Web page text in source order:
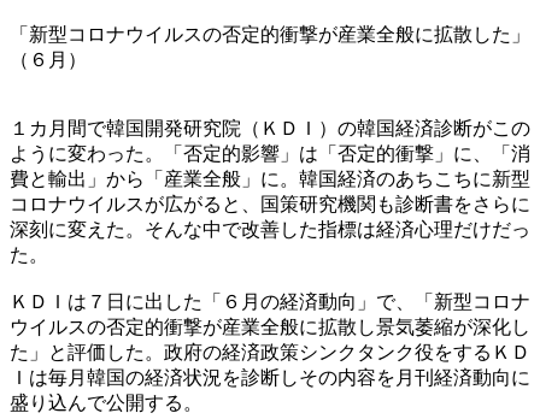
「新型コロナウイルスの否定的衝撃が産業全般に拡散した」
（６月）
１カ月間で韓国開発研究院（ＫＤＩ）の韓国経済診断がこの
ように変わった。「否定的影響」は「否定的衝撃」に、「消
費と輸出」から「産業全般」に。韓国経済のあちこちに新型
コロナウイルスが広がると、国策研究機関も診断書をさらに
深刻に変えた。そんな中で改善した指標は経済心理だけだっ
た。
ＫＤＩは７日に出した「６月の経済動向」で、「新型コロナ
ウイルスの否定的衝撃が産業全般に拡散し景気萎縮が深化し
た」と評価した。政府の経済政策シンクタンク役をするＫＤ
Ｉは毎月韓国の経済状況を診断しその内容を月刊経済動向に
盛り込んで公開する。